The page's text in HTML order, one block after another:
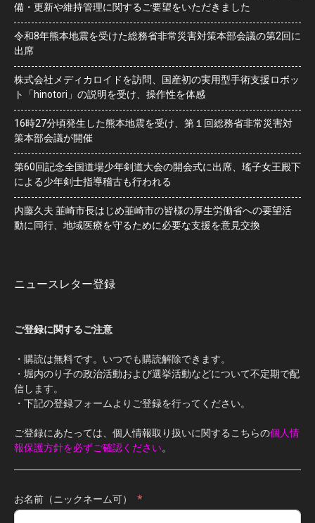
備・更新や維持管理に関するご要望をいただきました
令和8年熊本地震を受けた総務省非常災害対策本部会議の第2回に
出席
株式会社メディカロイドを訪問、国産初の実用型手術支援ロボッ
ト「hinotori」の説明を受け、操作性を体感
16時27分頃発生した熊本地震を受け、第１回総務省非常災害対
策本部会議が開催
第60回記念全国道場少年剣道大会の開会式に出席、瑤子女王殿下
による少年剣士指導稽古も行われる
内藤久夫 韮崎市長はじめ韮崎市の皆様の厚生労働省への要望活
動に同行、地域医療を守るために必要な支援を意見交換
ニュースレター登録
ご登録に関するご注意
・購読は無料です。いつでも購読解除できます。
・堀内のり子の政治活動および選挙活動などについて不定期で配
信します。
・下記の登録フォームよりご登録を行ってください。
ご登録にあたっては、個人情報取り扱いに関するこちらの個人情
報保護方針を必ずご確認ください。
お名前（ニックネーム可）